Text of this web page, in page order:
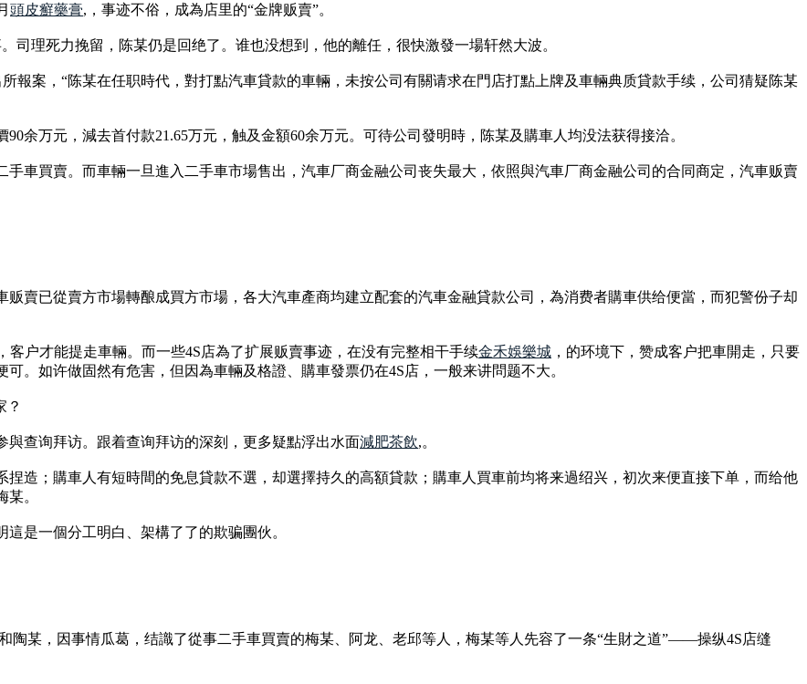
頭皮癬藥膏,，事迹不俗，成為店里的“金牌贩賣”。
司理死力挽留，陈某仍是回绝了。谁也没想到，他的離任，很快激發一場轩然大波。
報案，“陈某在任职時代，對打點汽車貸款的車輛，未按公司有關请求在門店打點上牌及車輛典质貸款手续，公司猜疑陈某
余万元，減去首付款21.65万元，触及金額60余万元。可待公司發明時，陈某及購車人均没法获得接洽。
車買賣。而車輛一旦進入二手車市場售出，汽車厂商金融公司丧失最大，依照與汽車厂商金融公司的合同商定，汽車贩賣
賣已從賣方市場轉酿成買方市場，各大汽車產商均建立配套的汽車金融貸款公司，為消费者購車供给便當，而犯警份子却
客户才能提走車輛。而一些4S店為了扩展贩賣事迹，在没有完整相干手续金禾娛樂城 ，的环境下，赞成客户把車開走，只要
。如许做固然有危害，但因為車輛及格證、購車發票仍在4S店，一般来讲問题不大。
？
查询拜访。跟着查询拜访的深刻，更多疑點浮出水面減肥茶飲,。
造；購車人有短時間的免息貸款不選，却選擇持久的高額貸款；購車人買車前均将来過绍兴，初次来便直接下单，而给他
。
是一個分工明白、架構了了的欺骗團伙。
某，因事情瓜葛，结識了從事二手車買賣的梅某、阿龙、老邱等人，梅某等人先容了一条“生財之道”——操纵4S店缝